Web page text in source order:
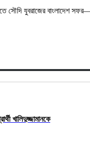
সৌদি যুবরাজের বাংলাদেশ
খালিদুজ্জামানকে